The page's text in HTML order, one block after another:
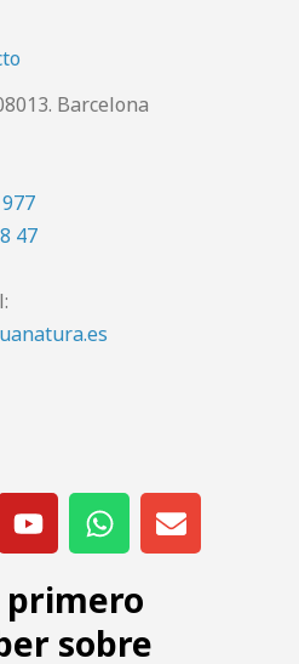
Barcelona
47
primero
sobre